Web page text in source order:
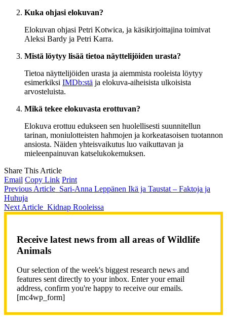
Kuka ohjasi elokuvan?
Elokuvan ohjasi Petri Kotwica, ja käsikirjoittajina toimivat
Aleksi Bardy ja Petri Karra.
Mistä löytyy lisää tietoa näyttelijöiden urasta?
Tietoa näyttelijöiden urasta ja aiemmista rooleista löytyy
esimerkiksi IMDb:stä ja elokuva-aiheisista ulkoisista
arvosteluista.
Mikä tekee elokuvasta erottuvan?
Elokuva erottuu edukseen sen huolellisesti suunnitellun
tarinan, moniulotteisten hahmojen ja korkeatasoisen tuotannon
ansiosta. Näiden yhteisvaikutus luo vaikuttavan ja
mieleenpainuvan katselukokemuksen.
Share This Article
Email Copy Link Print
Previous Article Sari-Anna Leppänen Ikä ja Taustat – Faktoja ja
Huhuja
Next Article Kidnap Rooleissa
Receive latest news from all areas of Wildlife
Animals
Our selection of the week's biggest research news and
features sent directly to your inbox. Enter your email
address, confirm you're happy to receive our emails.
[mc4wp_form]